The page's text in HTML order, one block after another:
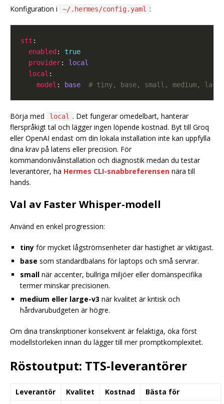
Konfiguration i ~/.hermes/config.yaml :
stt
enabled : true
provider: local
local
model : base # tiny, base, small, medium,
Börja med local . Det fungerar omedelbart, hanterar
flerspråkigt tal och lägger ingen löpende kostnad. Byt till Groq
eller OpenAI endast om din lokala installation inte kan uppfylla
dina krav på latens eller precision. För
kommandonivåinstallation och diagnostik medan du testar
leverantörer, ha Hermes CLI-snabbreferensen nära till
hands.
Val av Faster Whisper-modell
Använd en enkel progression:
tiny för mycket lågströmsenheter där hastighet är viktigast.
base som standardbalans för laptops och små servrar.
small när accenter, bullriga miljöer eller domänspecifika
termer minskar precisionen.
medium eller large-v3 när kvalitet är kritisk och
hårdvarubudgeten är högre.
Om dina transkriptioner konsekvent är felaktiga, öka först
modellstorleken innan du lägger till mer promptkomplexitet.
Röstoutput: TTS-leverantörer
Leverantör Kvalitet Kostnad
Bästa för